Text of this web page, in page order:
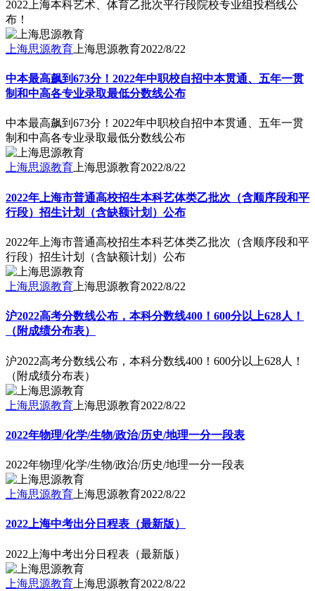
2022上海本科艺术、体育乙批次平行段院校专业组投档线公
布！
上海思源教育 上海思源教育2022/8/22
中本最高飙到673分！2022年中职校自招中本贯通、五年一贯
制和中高各专业录取最低分数线公布
中本最高飙到673分！2022年中职校自招中本贯通、五年一贯
制和中高各专业录取最低分数线公布
上海思源教育上海思源教育2022/8/22
2022年上海市普通高校招生本科艺体类乙批次（含顺序段和平
行段）招生计划（含缺额计划）公布
2022年上海市普通高校招生本科艺体类乙批次（含顺序段和平
行段）招生计划（含缺额计划）公布
上海思源教育 上海思源教育2022/8/22
沪2022高考分数线公布，本科分数线400！600分以上628人！
（附成绩分布表）
沪2022高考分数线公布，本科分数线400！600分以上628人！
（附成绩分布表）
上海思源教育 上海思源教育2022/8/22
2022年物理/化学/生物/政治/历史/地理一分一段表
2022年物理/化学/生物/政治/历史/地理一分一段表
上海思源教育 上海思源教育2022/8/22
2022上海中考出分日程表（最新版）
2022上海中考出分日程表（最新版）
上海思源教育 上海思源教育2022/8/22